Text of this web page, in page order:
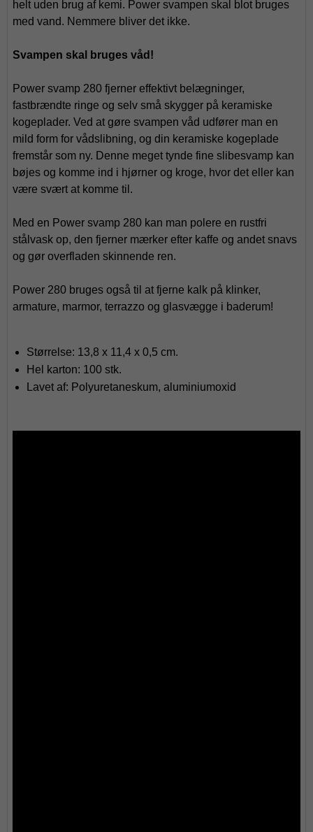
helt uden brug af kemi. Power svampen skal blot bruges
med vand. Nemmere bliver det ikke.
Svampen skal bruges våd!
Power svamp 280 fjerner effektivt belægninger,
fastbrændte ringe og selv små skygger på keramiske
kogeplader. Ved at gøre svampen våd udfører man en
mild form for vådslibning, og din keramiske kogeplade
fremstår som ny. Denne meget tynde fine slibesvamp kan
bøjes og komme ind i hjørner og kroge, hvor det eller kan
være svært at komme til.
Med en Power svamp 280 kan man polere en rustfri
stålvask op, den fjerner mærker efter kaffe og andet snavs
og gør overfladen skinnende ren.
Power 280 bruges også til at fjerne kalk på klinker,
armature, marmor, terrazzo og glasvægge i baderum!
Størrelse: 13,8 x 11,4 x 0,5 cm.
Hel karton: 100 stk.
Lavet af: Polyuretaneskum, aluminiumoxid